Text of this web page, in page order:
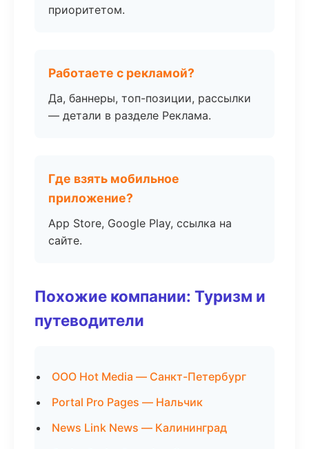
приоритетом.
Работаете с рекламой?
Да, баннеры, топ-позиции, рассылки
— детали в разделе Реклама.
Где взять мобильное
приложение?
App Store, Google Play, ссылка на
сайте.
Похожие компании: Туризм и
путеводители
ООО Hot Media — Санкт-Петербург
Portal Pro Pages — Нальчик
News Link News — Калининград